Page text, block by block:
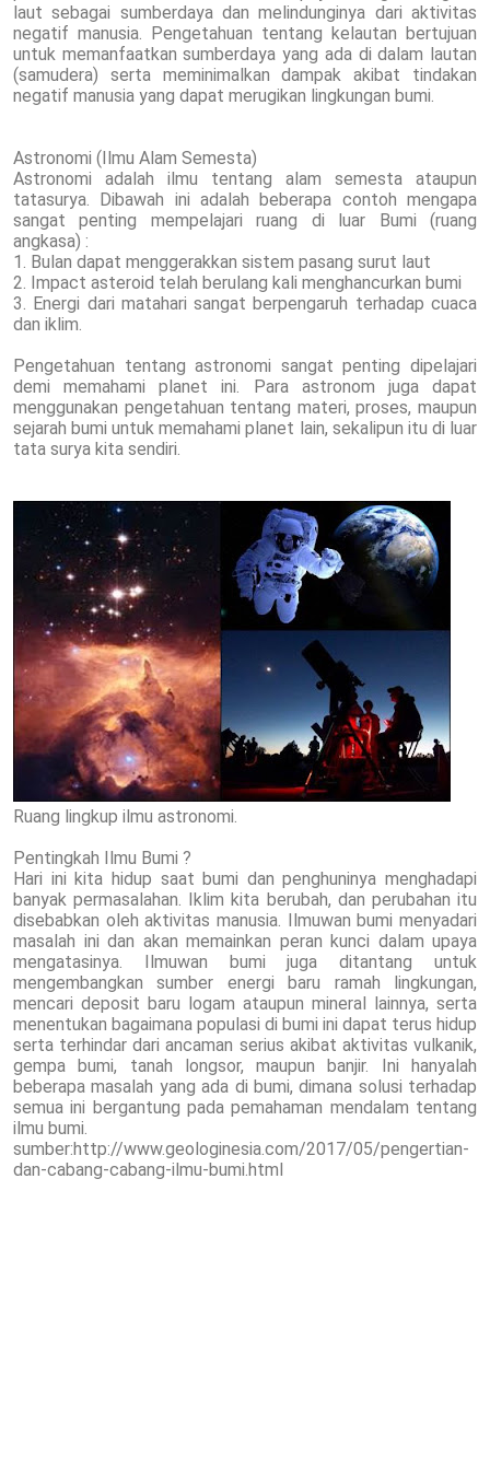
laut sebagai sumberdaya dan melindunginya dari aktivitas
negatif manusia. Pengetahuan tentang kelautan bertujuan
untuk memanfaatkan sumberdaya yang ada di dalam lautan
(samudera) serta meminimalkan dampak akibat tindakan
negatif manusia yang dapat merugikan lingkungan bumi.
Astronomi (Ilmu Alam Semesta)
Astronomi adalah ilmu tentang alam semesta ataupun
tatasurya. Dibawah ini adalah beberapa contoh mengapa
sangat penting mempelajari ruang di luar Bumi (ruang
angkasa) :
1. Bulan dapat menggerakkan sistem pasang surut laut
2. Impact asteroid telah berulang kali menghancurkan bumi
3. Energi dari matahari sangat berpengaruh terhadap cuaca
dan iklim.
Pengetahuan tentang astronomi sangat penting dipelajari
demi memahami planet ini. Para astronom juga dapat
menggunakan pengetahuan tentang materi, proses, maupun
sejarah bumi untuk memahami planet lain, sekalipun itu di luar
tata surya kita sendiri.
Ruang lingkup ilmu astronomi.
Pentingkah Ilmu Bumi ?
Hari ini kita hidup saat bumi dan penghuninya menghadapi
banyak permasalahan. Iklim kita berubah, dan perubahan itu
disebabkan oleh aktivitas manusia. Ilmuwan bumi menyadari
masalah ini dan akan memainkan peran kunci dalam upaya
mengatasinya. Ilmuwan bumi juga ditantang untuk
mengembangkan sumber energi baru ramah lingkungan,
mencari deposit baru logam ataupun mineral lainnya, serta
menentukan bagaimana populasi di bumi ini dapat terus hidup
serta terhindar dari ancaman serius akibat aktivitas vulkanik,
gempa bumi, tanah longsor, maupun banjir. Ini hanyalah
beberapa masalah yang ada di bumi, dimana solusi terhadap
semua ini bergantung pada pemahaman mendalam tentang
ilmu bumi.
sumber:http://www.geologinesia.com/2017/05/pengertian-
dan-cabang-cabang-ilmu-bumi.html